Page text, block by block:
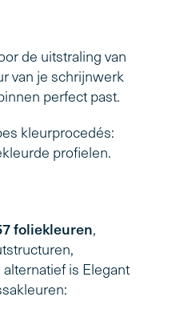
de uitstraling van
van je schrijnwerk
perfect past.
kleurprocedés:
profielen.
foliekleuren,
is Elegant